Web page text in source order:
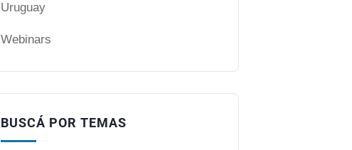
Uruguay
Webinars
BUSCÁ POR TEMAS